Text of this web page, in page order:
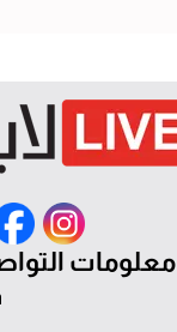
معلومات